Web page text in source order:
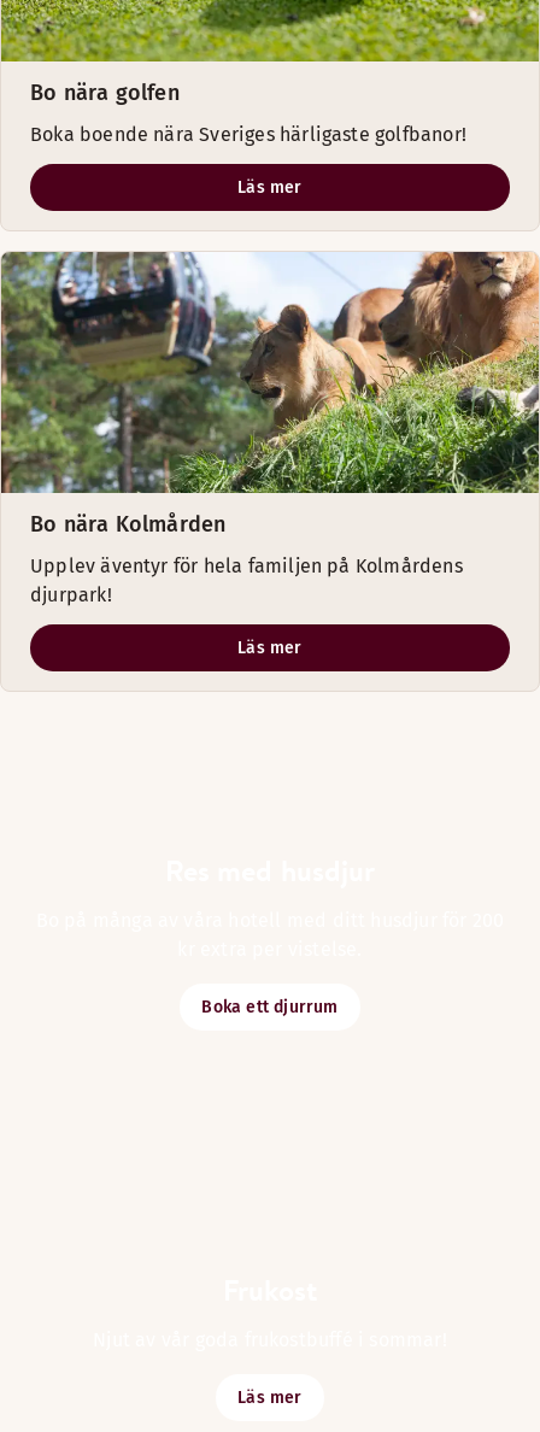
Bo nära golfen
Boka boende nära Sveriges härligaste golfbanor!
Läs mer
Bo nära Kolmården
Upplev äventyr för hela familjen på Kolmårdens
djurpark!
Läs mer
Boka ett djurrum
Läs mer